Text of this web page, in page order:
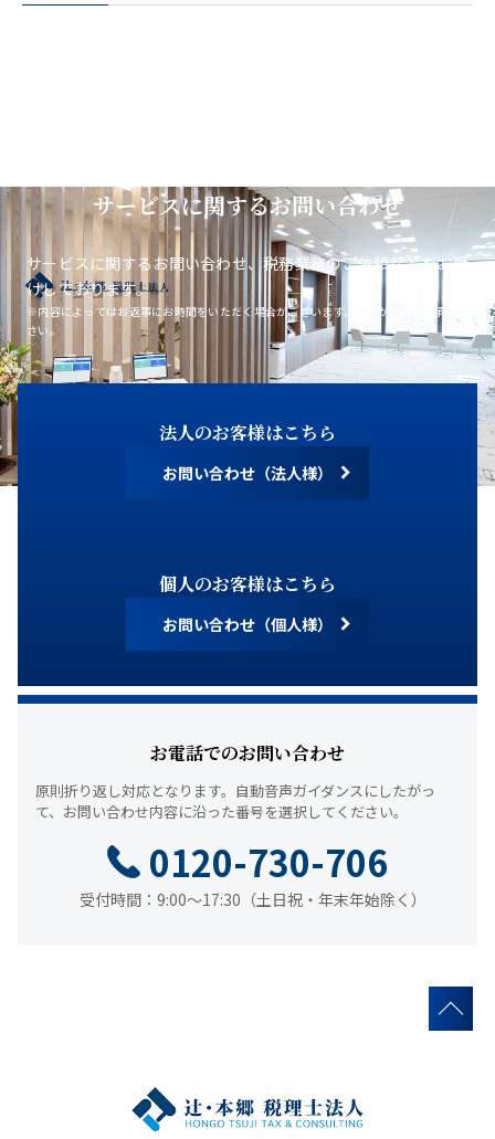
サービスに関するお問い合わせ
サービスに関するお問い合わせ、税務業務のご依頼などをお受
けしております。
※内容によってはお返事にお時間をいただく場合がございます。あらかじめご了承くだ
さい。
法人のお客様はこちら
お問い合わせ（法人様）
個人のお客様はこちら
お問い合わせ（個人様）
お電話でのお問い合わせ
0120-730-706
受付時間：9:00～17:30（土日祝・年末年始除く）
原則折り返し対応となります。 自動音声ガイダンスにしたがっ
て、 お問い合わせ内容に沿った番号を選択してください。